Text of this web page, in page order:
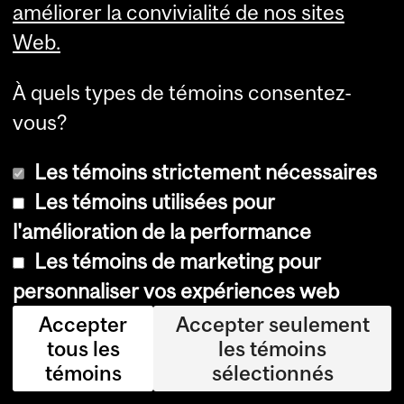
Se
rg
e
Ga
hie
r
no
us
inf
er
améliorer la convivialité de nos sites
Web.
À quels types de témoins consentez-
vous?
Les témoins strictement nécessaires
Les témoins utilisées pour
l'amélioration de la performance
Les témoins de marketing pour
personnaliser vos expériences web
Accepter
tous les
témoins
Accepter seulement
les témoins
sélectionnés